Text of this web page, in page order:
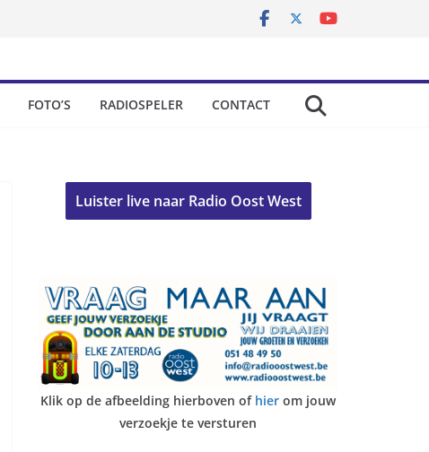
FOTO’S RADIOSPELER CONTACT
Luister live naar Radio Oost West
Klik op de afbeelding hierboven of hier om jouw
verzoekje te versturen